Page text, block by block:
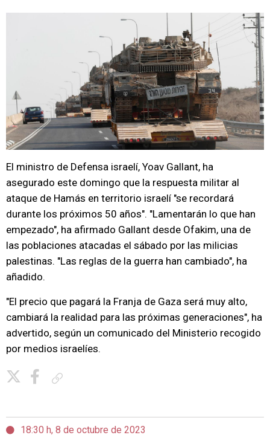
El ministro de Defensa israelí, Yoav Gallant, ha
asegurado este domingo que la respuesta militar al
ataque de Hamás en territorio israelí "se recordará
durante los próximos 50 años". "Lamentarán lo que han
empezado", ha afirmado Gallant desde Ofakim, una de
las poblaciones atacadas el sábado por las milicias
palestinas. "Las reglas de la guerra han cambiado", ha
añadido.
"El precio que pagará la Franja de Gaza será muy alto,
cambiará la realidad para las próximas generaciones", ha
advertido, según un comunicado del Ministerio recogido
por medios israelíes.
18:30 h, 8 de octubre de 2023